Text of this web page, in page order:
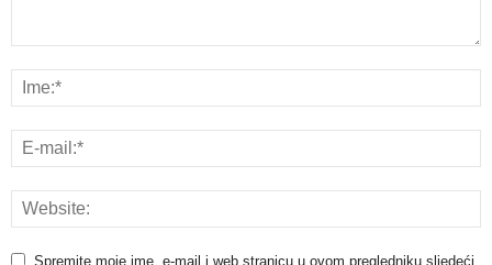
Spremite moje ime, e-mail i web stranicu u ovom pregledniku sljedeći